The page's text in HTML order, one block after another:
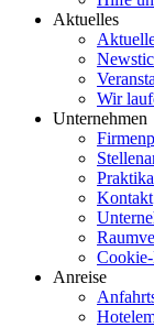
Aktuelles
Wir
Unternehmen
Kontakt
Anreise